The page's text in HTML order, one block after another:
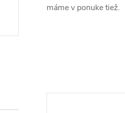
máme v ponuke tiež.